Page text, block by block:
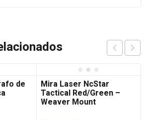
de Mira Laser NcStar
Tactical Red/Green –
Weaver Mount